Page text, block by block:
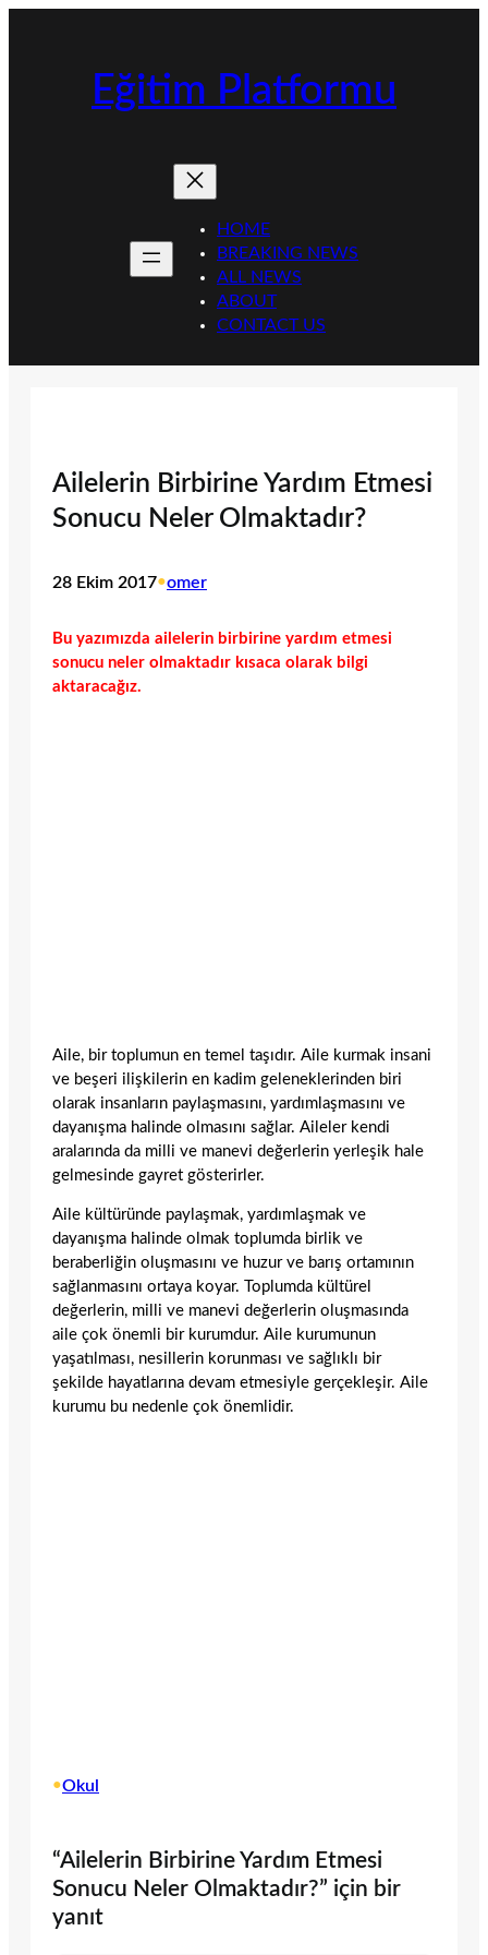
Eğitim Platformu
HOME
BREAKING NEWS
ALL NEWS
ABOUT
CONTACT US
Ailelerin Birbirine Yardım Etmesi
Sonucu Neler Olmaktadır?
28 Ekim 2017•omer
Bu yazımızda ailelerin birbirine yardım etmesi
sonucu neler olmaktadır kısaca olarak bilgi
aktaracağız.
Aile, bir toplumun en temel taşıdır. Aile kurmak insani
ve beşeri ilişkilerin en kadim geleneklerinden biri
olarak insanların paylaşmasını, yardımlaşmasını ve
dayanışma halinde olmasını sağlar. Aileler kendi
aralarında da milli ve manevi değerlerin yerleşik hale
gelmesinde gayret gösterirler.
Aile kültüründe paylaşmak, yardımlaşmak ve
dayanışma halinde olmak toplumda birlik ve
beraberliğin oluşmasını ve huzur ve barış ortamının
sağlanmasını ortaya koyar. Toplumda kültürel
değerlerin, milli ve manevi değerlerin oluşmasında
aile çok önemli bir kurumdur. Aile kurumunun
yaşatılması, nesillerin korunması ve sağlıklı bir
şekilde hayatlarına devam etmesiyle gerçekleşir. Aile
kurumu bu nedenle çok önemlidir.
•Okul
“Ailelerin Birbirine Yardım Etmesi
Sonucu Neler Olmaktadır?” için bir
yanıt